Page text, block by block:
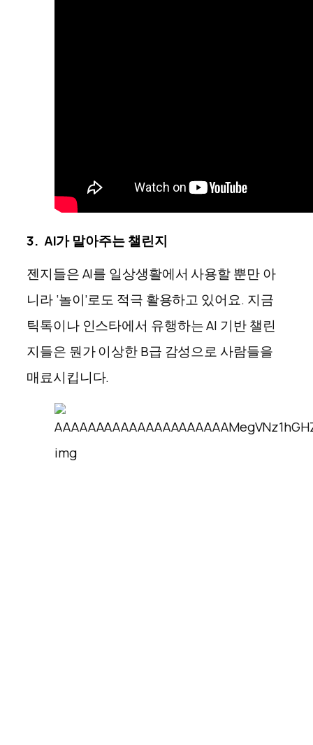
3. AI가 말아주는 챌린지
젠지들은 AI를 일상생활에서 사용할 뿐만 아
니라 ‘놀이’로도 적극 활용하고 있어요. 지금
틱톡이나 인스타에서 유행하는 AI 기반 챌린
지들은 뭔가 이상한 B급 감성으로 사람들을
매료시킵니다.